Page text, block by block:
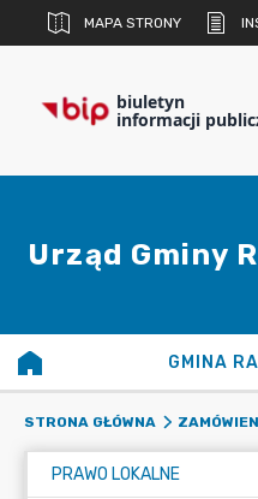
MAPA STRONY
biuletyn
informacji
Urząd Gminy
GMINA
STRONA GŁÓWNA
PRAWO LOKALNE